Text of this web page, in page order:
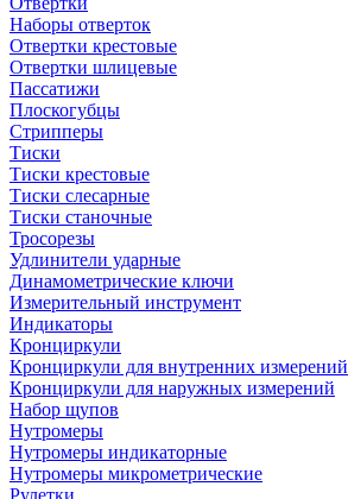
Наборы отверток
Отвертки крестовые
Отвертки шлицевые
Пассатижи
Плоскогубцы
Стрипперы
Тиски
Тиски крестовые
Тиски слесарные
Тиски станочные
Тросорезы
Удлинители ударные
Динамометрические ключи
Измерительный инструмент
Индикаторы
Кронциркули
Кронциркули для внутренних измерений
Кронциркули для наружных измерений
Набор щупов
Нутромеры
Нутромеры индикаторные
Нутромеры микрометрические
Рулетки